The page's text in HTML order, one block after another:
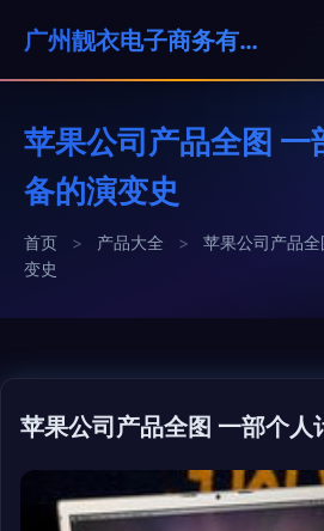
广州靓衣电子商务有限公司
苹果公司产品全图 一
备的演变史
首页 > 产品大全 >
苹果公司产品
变史
苹果公司产品全图 一部个人